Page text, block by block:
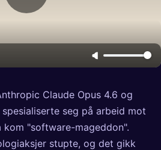
Claude Opus 4.6 og
seg på arbeid mot
kom "software-mageddon".
stupte, og det gikk